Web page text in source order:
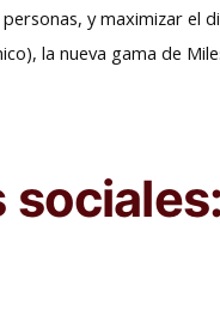
y maximizar el
la nueva gama de
sociales: